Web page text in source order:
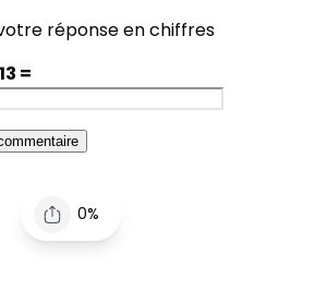
réponse en chiffres
=
0%